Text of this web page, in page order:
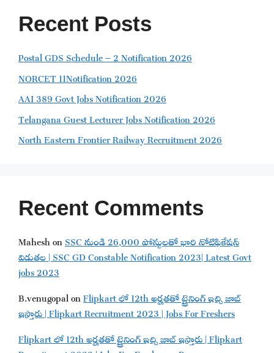
Recent Posts
Postal GDS Schedule – 2 Notification 2026
NORCET 11Notification 2026
AAI 389 Govt Jobs Notification 2026
Telangana Guest Lecturer Jobs Notification 2026
North Eastern Frontier Railway Recruitment 2026
Recent Comments
MaheshonSSC నుండి 26,000 పోస్టులతో భారి నోటిఫికేషన్
విడుతల | SSC GD Constable Notification 2023| Latest Govt
jobs 2023
B.venugopalonFlipkart లో 12th అర్హతతో ట్రైనింగ్ ఇచ్చి జాబ్
ఇస్తారు | Flipkart Recruitment 2023 | Jobs For Freshers
Flipkart లో 12th అర్హతతో ట్రైనింగ్ ఇచ్చి జాబ్ ఇస్తారు | Flipkart